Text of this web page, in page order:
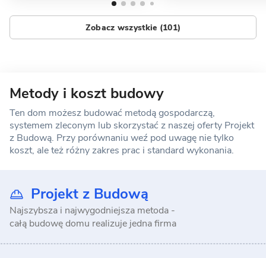
Zobacz wszystkie (101)
Metody i koszt budowy
Ten dom możesz budować metodą gospodarczą,
systemem zleconym lub skorzystać z naszej oferty Projekt
z Budową. Przy porównaniu weź pod uwagę nie tylko
koszt, ale też różny zakres prac i standard wykonania.
Projekt z Budową
Najszybsza i najwygodniejsza metoda -
całą budowę domu realizuje jedna firma